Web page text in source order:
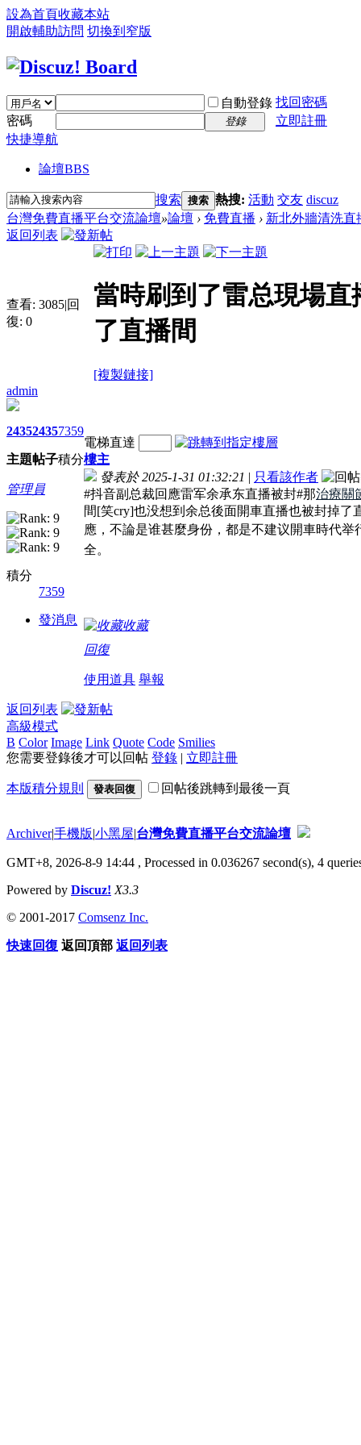
設為首頁收藏本站
開啟輔助訪問 切換到窄版
自動登錄 找回密碼
密碼
登錄
立即註冊
快捷導航
論壇BBS
搜索 搜索 熱搜: 活動 交友 discuz
台灣免費直播平台交流論壇»論壇 › 免費直播 › 新北外牆清洗直
返回列表
查看: 3085|回
復: 0
當時刷到了雷总現場
了直播間
[複製鏈接]
admin
2435
主題
2435
帖子
7359
積分
管理員
積分
7359
發消息
電梯直達
樓主
發表於 2025-1-31 01:32:21 | 只看該作者
#抖音副总裁回應雷军余承东直播被封#那治療關
間[笑cry]也没想到余总後面開車直播也被封掉了
應，不論是谁甚麼身份，都是不建议開車時代举
全。
收藏
回復
使用道具 舉報
返回列表
高級模式
B Color Image Link Quote Code Smilies
您需要登錄後才可以回帖 登錄 | 立即註冊
本版積分規則 發表回復 回帖後跳轉到最後一頁
Archiver|手機版|小黑屋|台灣免費直播平台交流論壇
GMT+8, 2026-8-9 14:44 , Processed in 0.036267 second(s), 4
Powered by Discuz! X3.3
© 2001-2017 Comsenz Inc.
快速回復 返回頂部 返回列表